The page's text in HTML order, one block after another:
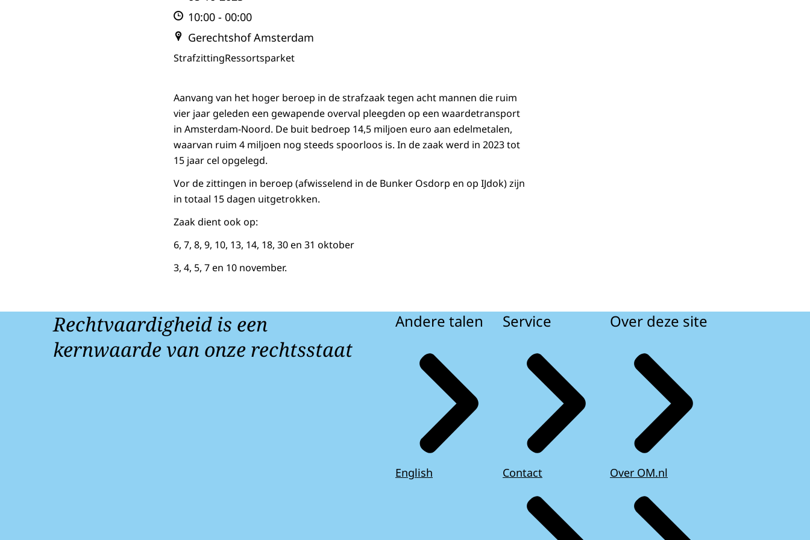
10:00 - 00:00
Gerechtshof Amsterdam
StrafzittingRessortsparket
Aanvang van het hoger beroep in de strafzaak tegen acht mannen die ruim
vier jaar geleden een gewapende overval pleegden op een waardetransport
in Amsterdam-Noord. De buit bedroep 14,5 miljoen euro aan edelmetalen,
waarvan ruim 4 miljoen nog steeds spoorloos is. In de zaak werd in 2023 tot
15 jaar cel opgelegd.
Vor de zittingen in beroep (afwisselend in de Bunker Osdorp en op IJdok) zijn
in totaal 15 dagen uitgetrokken.
Zaak dient ook op:
6, 7, 8, 9, 10, 13, 14, 18, 30 en 31 oktober
3, 4, 5, 7 en 10 november.
Rechtvaardigheid is een
kernwaarde van onze rechtsstaat
Andere talen
English
Service
Contact
Over deze site
Over OM.nl